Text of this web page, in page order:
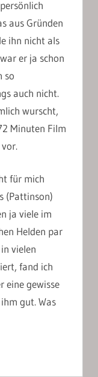
aus Gründen
ihn nicht als
er ja schon
so
auch nicht.
wurscht,
Minuten Film
für mich
(Pattinson)
ja viele im
Helden par
vielen
fand ich
eine gewisse
gut. Was